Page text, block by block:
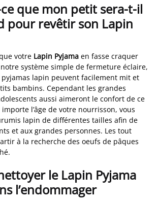
que mon petit sera-t-il
pour revêtir son Lapin
votre Lapin Pyjama en fasse craquer
notre système simple de fermeture éclaire,
lapin peuvent facilement mit et
bambins. Cependant les grandes
aussi aimeront le confort de ce
importe l’âge de votre nourrisson, vous
lapin de différentes tailles afin de
et aux grandes personnes. Les tout
à la recherche des oeufs de pâques
le Lapin Pyjama
l’endommager